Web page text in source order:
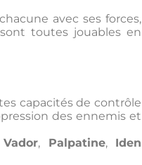
avec ses forces,
toutes jouables en
capacités de contrôle
des ennemis et
, Palpatine, Iden